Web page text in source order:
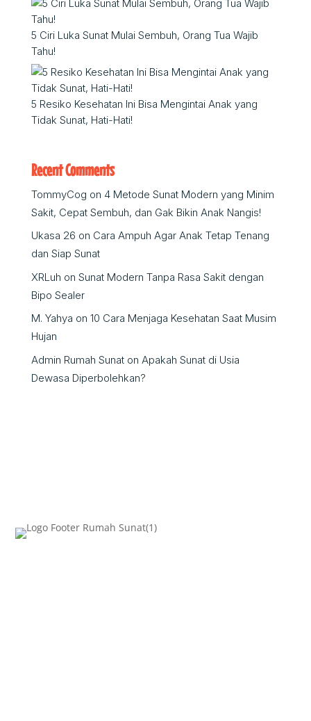
5 Ciri Luka Sunat Mulai Sembuh, Orang Tua Wajib
Tahu!
5 Resiko Kesehatan Ini Bisa Mengintai Anak yang
Tidak Sunat, Hati-Hati!
Recent Comments
TommyCog on 4 Metode Sunat Modern yang Minim
Sakit, Cepat Sembuh, dan Gak Bikin Anak Nangis!
Ukasa 26 on Cara Ampuh Agar Anak Tetap Tenang
dan Siap Sunat
XRLuh on Sunat Modern Tanpa Rasa Sakit dengan
Bipo Sealer
M. Yahya on 10 Cara Menjaga Kesehatan Saat Musim
Hujan
Admin Rumah Sunaton Apakah Sunat di Usia
Dewasa Diperbolehkan?